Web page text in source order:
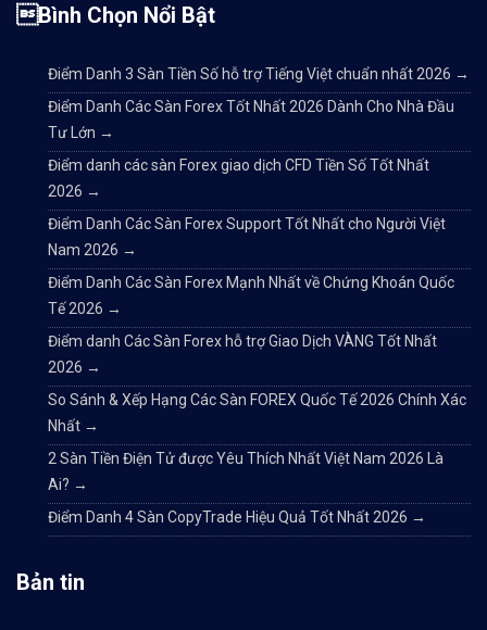
Bình Chọn Nổi Bật
Điểm Danh 3 Sàn Tiền Số hỗ trợ Tiếng Việt chuẩn nhất 2026 →
Điểm Danh Các Sàn Forex Tốt Nhất 2026 Dành Cho Nhà Đầu
Tư Lớn →
Điểm danh các sàn Forex giao dịch CFD Tiền Số Tốt Nhất
2026 →
Điểm Danh Các Sàn Forex Support Tốt Nhất cho Người Việt
Nam 2026 →
Điểm Danh Các Sàn Forex Mạnh Nhất về Chứng Khoán Quốc
Tế 2026 →
Điểm danh Các Sàn Forex hỗ trợ Giao Dịch VÀNG Tốt Nhất
2026 →
So Sánh & Xếp Hạng Các Sàn FOREX Quốc Tế 2026 Chính Xác
Nhất →
2 Sàn Tiền Điện Tử được Yêu Thích Nhất Việt Nam 2026 Là
Ai? →
Điểm Danh 4 Sàn CopyTrade Hiệu Quả Tốt Nhất 2026 →
Bản tin